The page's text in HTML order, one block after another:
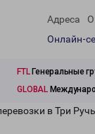
Адреса
Онлайн-
FTLГенеральные
GLOBAL
в Три